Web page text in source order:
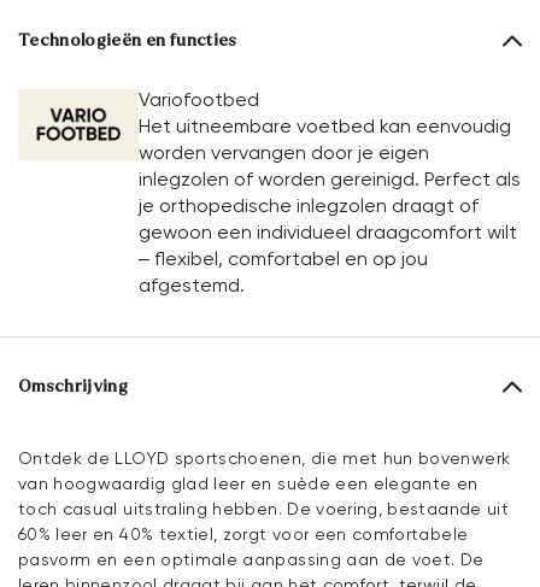
Technologieën en functies
Variofootbed
Het uitneembare voetbed kan eenvoudig
worden vervangen door je eigen
inlegzolen of worden gereinigd. Perfect als
je orthopedische inlegzolen draagt of
gewoon een individueel draagcomfort wilt
– flexibel, comfortabel en op jou
afgestemd.
Omschrijving
Ontdek de LLOYD sportschoenen, die met hun bovenwerk
van hoogwaardig glad leer en suède een elegante en
toch casual uitstraling hebben. De voering, bestaande uit
60% leer en 40% textiel, zorgt voor een comfortabele
pasvorm en een optimale aanpassing aan de voet. De